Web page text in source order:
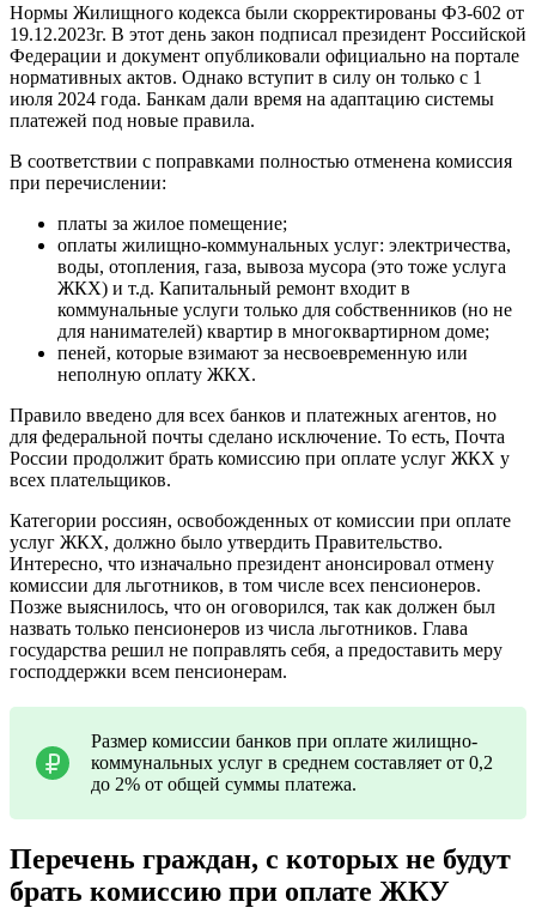
Нормы Жилищного кодекса были скорректированы ФЗ-602 от
19.12.2023г. В этот день закон подписал президент Российской
Федерации и документ опубликовали официально на портале
нормативных актов. Однако вступит в силу он только с 1
июля 2024 года. Банкам дали время на адаптацию системы
платежей под новые правила.
В соответствии с поправками полностью отменена комиссия
при перечислении:
платы за жилое помещение;
оплаты жилищно-коммунальных услуг: электричества,
воды, отопления, газа, вывоза мусора (это тоже услуга
ЖКХ) и т.д. Капитальный ремонт входит в
коммунальные услуги только для собственников (но не
для нанимателей) квартир в многоквартирном доме;
пеней, которые взимают за несвоевременную или
неполную оплату ЖКХ.
Правило введено для всех банков и платежных агентов, но
для федеральной почты сделано исключение. То есть, Почта
России продолжит брать комиссию при оплате услуг ЖКХ у
всех плательщиков.
Категории россиян, освобожденных от комиссии при оплате
услуг ЖКХ, должно было утвердить Правительство.
Интересно, что изначально президент анонсировал отмену
комиссии для льготников, в том числе всех пенсионеров.
Позже выяснилось, что он оговорился, так как должен был
назвать только пенсионеров из числа льготников. Глава
государства решил не поправлять себя, а предоставить меру
господдержки всем пенсионерам.
Размер комиссии банков при оплате жилищно-
коммунальных услуг в среднем составляет от 0,2
до 2% от общей суммы платежа.
Перечень граждан, с которых не будут
брать комиссию при оплате ЖКУ